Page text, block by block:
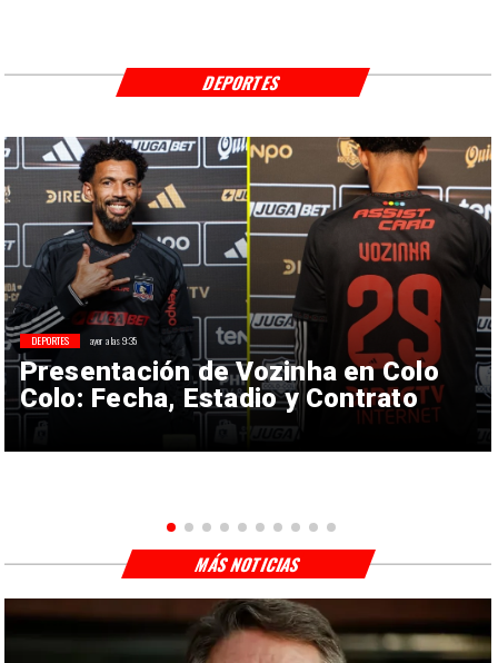
Presentación de Vozinha en Colo
Colo: Fecha, Estadio y Contrato
DEPORTES ayer a las 9:35
DEPORTES
MÁS NOTICIAS